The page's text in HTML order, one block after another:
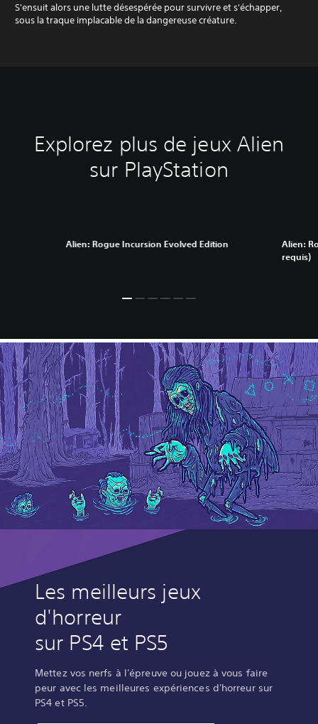
S'ensuit alors une lutte désespérée pour survivre et s'échapper,
sous la traque implacable de la dangereuse créature.
Explorez plus de jeux Alien
sur PlayStation
Alien: Rogue Incursion Evolved Edition
Alien:
requis)
Les meilleurs jeux
d'horreur
sur PS4 et PS5
Mettez vos nerfs à l'épreuve ou jouez à vous faire
peur avec les meilleures expériences d'horreur sur
PS4 et PS5.